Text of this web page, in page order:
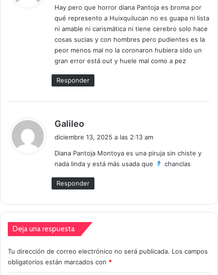
e
:
Hay pero que horror diana Pantoja es broma por
qué represento a Huixquilucan no es guapa ni lista
ni amable ni carismática ni tiene cerebro solo hace
cosas sucias y con hombres pero pudientes es la
peor menos mal no la coronaron hubiera sido un
gran error está out y huele mal como a pez
Responder
Galileo
e
:
diciembre 13, 2025 a las 2:13 am
Diana Pantoja Montoya es una piruja sin chiste y
nada linda y está más usada que
chanclas
Responder
Deja una respuesta
Tu dirección de correo electrónico no será publicada. Los campos
obligatorios están marcados con *